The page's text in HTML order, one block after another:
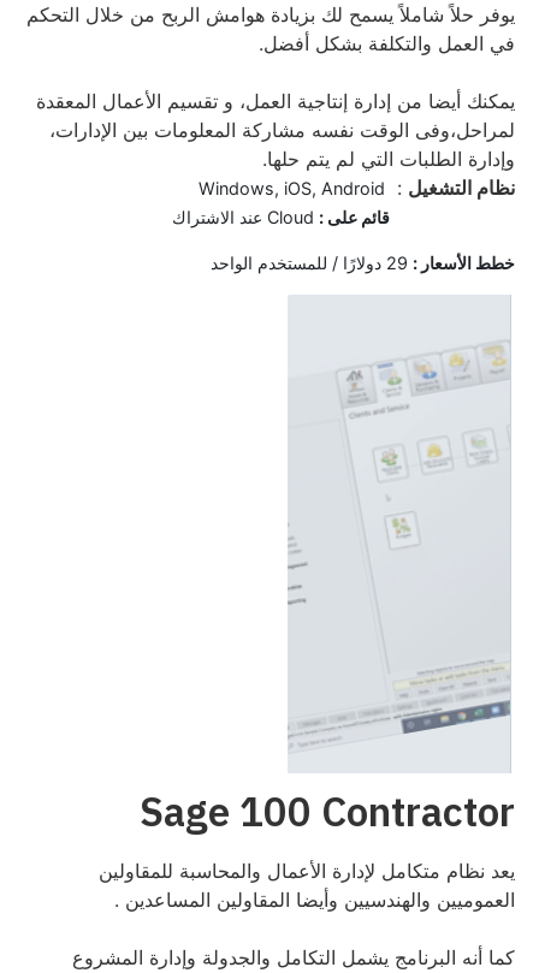
يوفر حلاً شاملاً يسمح لك بزيادة هوامش الربح من خلال التحكم
في العمل والتكلفة بشكل أفضل.
يمكنك أيضا من إدارة إنتاجية العمل، و تقسيم الأعمال المعقدة
لمراحل،وفى الوقت نفسه مشاركة المعلومات بين الإدارات،
وإدارة الطلبات التي لم يتم حلها.
نظام التشغيل:
Windows, iOS, Android
قائم على : Cloud عند الاشتراك
خطط الأسعار :29 دولارًا / للمستخدم الواحد
Sage 100 Contractor
يعد نظام متكامل لإدارة الأعمال والمحاسبة للمقاولين
العموميين والهندسيين وأيضا المقاولين المساعدين .
كما أنه البرنامج يشمل التكامل والجدولة وإدارة المشروع